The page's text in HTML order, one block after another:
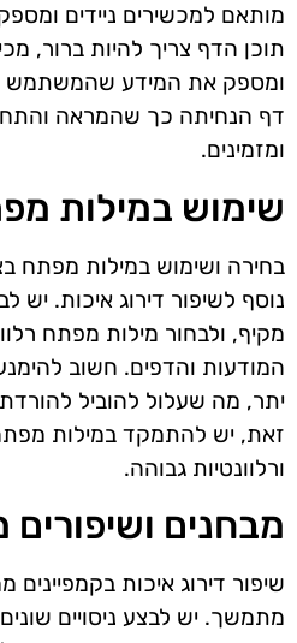
מותאם למכשירים ניידים
תוכן הדף צריך להיות ברור,
ומספק את המידע שהמשתמש
דף הנחיתה כך שהמראה
ומזמינים.
שימוש במילות
בחירה ושימוש במילות מפתח
נוסף לשיפור דירוג איכות.
מקיף, ולבחור מילות מפתח
המודעות והדפים. חשוב
יתר, מה שעלול להוביל
זאת, יש להתמקד במילות
ורלוונטיות גבוהה.
מבחנים ושיפורים
שיפור דירוג איכות בקמפיינים
מתמשך. יש לבצע ניסויים